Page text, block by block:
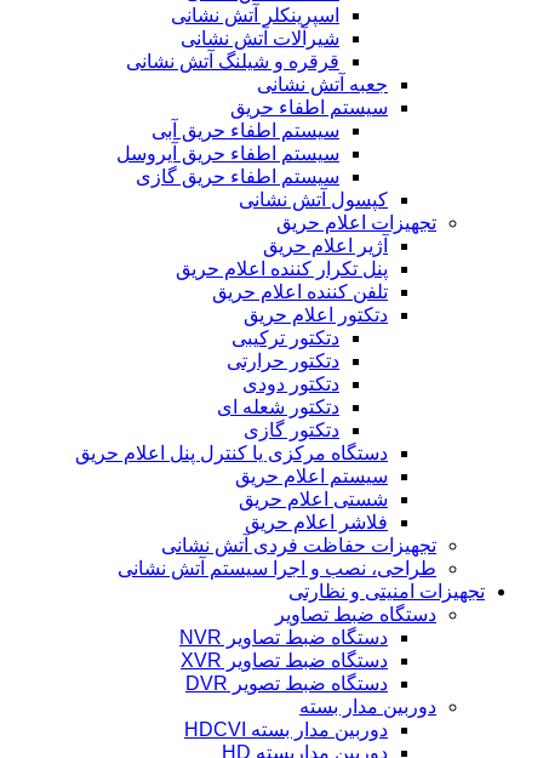
اسپرینکلر آتش نشانی
شیرآلات آتش نشانی
قرقره و شیلنگ آتش نشانی
جعبه آتش نشانی
سیستم اطفاء حریق
سیستم اطفاء حریق آبی
سیستم اطفاء حریق آیروسل
سیستم اطفاء حریق گازی
کپسول آتش نشانی
تجهیزات اعلام حریق
آژیر اعلام حریق
پنل تکرار کننده اعلام حریق
تلفن کننده اعلام حریق
دتکتور اعلام حریق
دتکتور ترکیبی
دتکتور حرارتی
دتکتور دودی
دتکتور شعله ای
دتکتور گازی
دستگاه مرکزی یا کنترل پنل اعلام حریق
سیستم اعلام حریق
شستی اعلام حریق
فلاشر اعلام حریق
تجهیزات حفاظت فردی آتش نشانی
طراحی، نصب و اجرا سیستم آتش نشانی
تجهیزات امنیتی و نظارتی
دستگاه ضبط تصاویر
دستگاه ضبط تصاویر NVR
دستگاه ضبط تصاویر XVR
دستگاه ضبط تصویر DVR
دوربین مدار بسته
دوربین مدار بسته HDCVI
دوربین مداربسته HD